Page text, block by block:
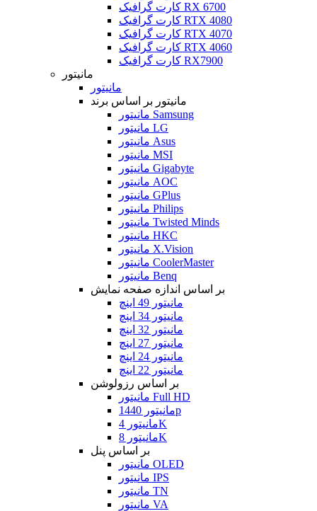
کارت گرافیک RX 6700
کارت گرافیک RTX 4080
کارت گرافیک RTX 4070
کارت گرافیک RTX 4060
کارت گرافیک RX7900
مانیتور
مانیتور
مانیتور بر اساس برند
مانیتور Samsung
مانیتور LG
مانیتور Asus
مانیتور MSI
مانیتور Gigabyte
مانیتور AOC
مانیتور GPlus
مانیتور Philips
مانیتور Twisted Minds
مانیتور HKC
مانیتور X.Vision
مانیتور CoolerMaster
مانیتور Benq
بر اساس اندازه صفحه نمایش
مانیتور 49 اینچ
مانیتور 34 اینچ
مانیتور 32 اینچ
مانیتور 27 اینچ
مانیتور 24 اینچ
مانیتور 22 اینچ
بر اساس رزولوشن
مانیتور Full HD
مانیتور 1440p
مانیتور 4K
مانیتور 8K
بر اساس پنل
مانیتور OLED
مانیتور IPS
مانیتور TN
مانیتور VA